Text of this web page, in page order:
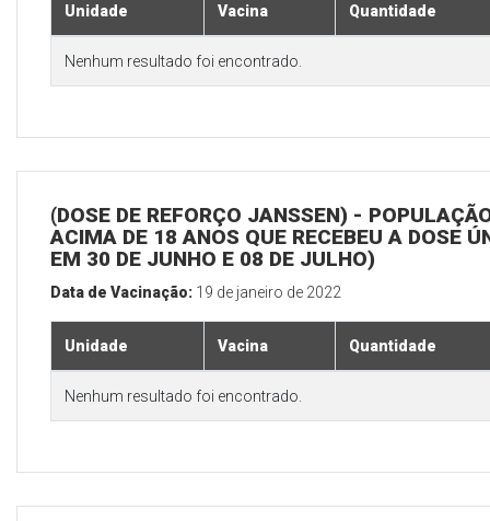
Unidade Vacina Quantidade
Nenhum resultado foi encontrado.
(DOSE DE REFORÇO JANSSEN) -
ACIMA DE 18 ANOS QUE RECEBEU A DOSE
EM 30 DE JUNHO E 08 DE JULHO)
Data de Vacinação: 19 de janeiro de 2022
Unidade Vacina Quantidade
Nenhum resultado foi encontrado.